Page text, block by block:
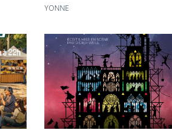
YONNE